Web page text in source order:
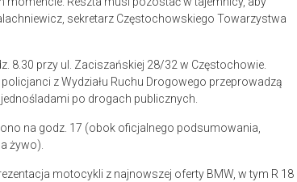
sekretarz Częstochowskiego Towarzystwa
8.30 przy ul. Zaciszańskiej 28/32 w Częstochowie.
z Wydziału Ruchu Drogowego przeprowadzą
po drogach publicznych.
na godz. 17 (obok oficjalnego podsumowania,
żywo).
motocykli z najnowszej oferty BMW, w tym R 18